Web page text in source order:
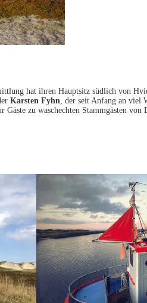
hat ihren Hauptsitz südlich von
Karsten Fyhn, der seit Anfang an viel
zu waschechten Stammgästen von